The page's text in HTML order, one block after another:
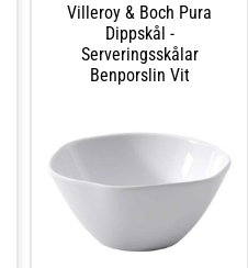
Villeroy & Boch Pura
Dippskål -
Serveringsskålar
Benporslin Vit